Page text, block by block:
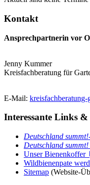
Kontakt
Ansprechpartnerin vor
Jenny Kummer
Kreisfachberatung für
E-Mail: kreisfachberatung-
Interessante Links
Deutschland
Deutschland summt!
Unser Bienenkoffer
Wildbienenpate
Sitemap (Website-